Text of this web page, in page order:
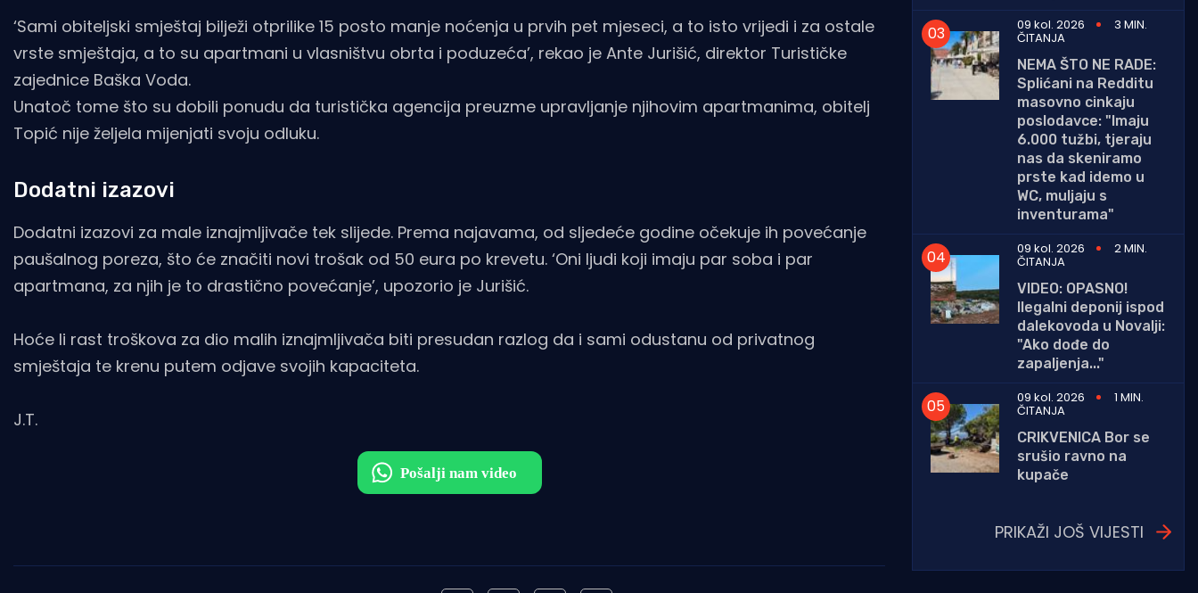
‘Sami obiteljski smještaj bilježi otprilike 15 posto manje noćenja u prvih pet mjeseci, a to isto vrijedi i za ostale
vrste smještaja, a to su apartmani u vlasništvu obrta i poduzeća’, rekao je Ante Jurišić, direktor Turističke
zajednice Baška Voda.
Unatoč tome što su dobili ponudu da turistička agencija preuzme upravljanje njihovim apartmanima, obitelj
Topić nije željela mijenjati svoju odluku.
Dodatni izazovi
Dodatni izazovi za male iznajmljivače tek slijede. Prema najavama, od sljedeće godine očekuje ih povećanje
paušalnog poreza, što će značiti novi trošak od 50 eura po krevetu. ‘Oni ljudi koji imaju par soba i par
apartmana, za njih je to drastično povećanje’, upozorio je Jurišić.
Hoće li rast troškova za dio malih iznajmljivača biti presudan razlog da i sami odustanu od privatnog
smještaja te krenu putem odjave svojih kapaciteta.
J.T.
09 kol. 2026
3 MIN.
ČITANJA
NEMA ŠTO NE RADE:
Splićani na Redditu
masovno cinkaju
poslodavce: "Imaju
6.000 tužbi, tjeraju
nas da skeniramo
prste kad idemo u
WC, muljaju s
inventurama"
09 kol. 2026
2 MIN.
ČITANJA
VIDEO: OPASNO!
Ilegalni deponij ispod
dalekovoda u Novalji:
"Ako dođe do
zapaljenja..."
09 kol. 2026
1 MIN.
ČITANJA
CRIKVENICA Bor se
srušio ravno na
kupače
PRIKAŽI JOŠ VIJESTI